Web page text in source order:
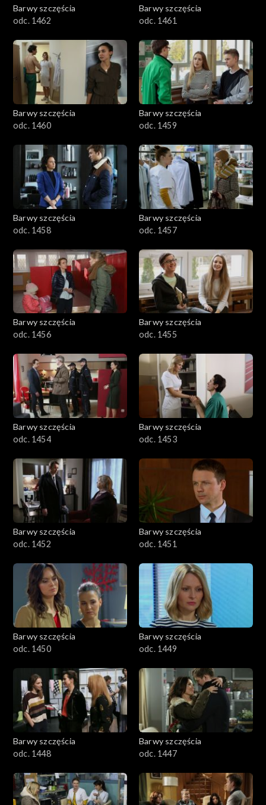
Barwy szczęścia
odc. 1462
Barwy szczęścia
odc. 1461
Barwy szczęścia
odc. 1460
Barwy szczęścia
odc. 1459
Barwy szczęścia
odc. 1458
Barwy szczęścia
odc. 1457
Barwy szczęścia
odc. 1456
Barwy szczęścia
odc. 1455
Barwy szczęścia
odc. 1454
Barwy szczęścia
odc. 1453
Barwy szczęścia
odc. 1452
Barwy szczęścia
odc. 1451
Barwy szczęścia
odc. 1450
Barwy szczęścia
odc. 1449
Barwy szczęścia
odc. 1448
Barwy szczęścia
odc. 1447